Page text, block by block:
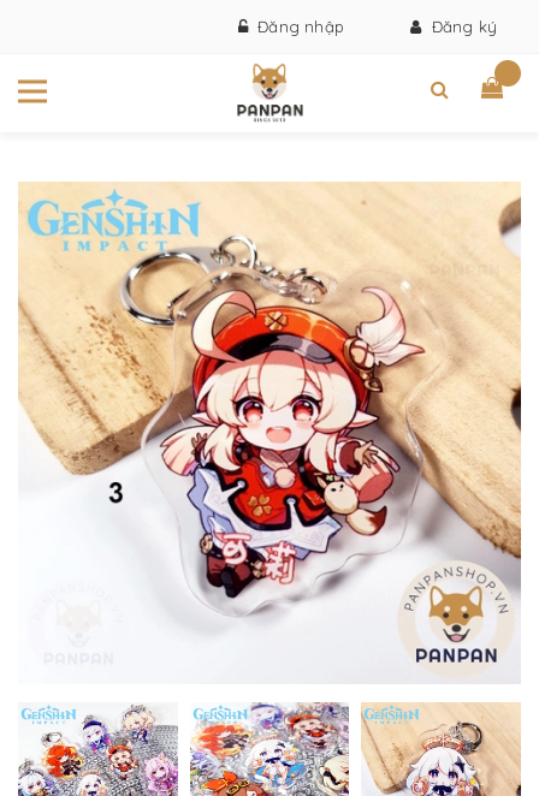
Đăng nhập Đăng ký